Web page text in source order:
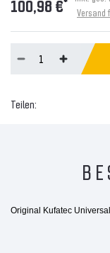
100,98 €
Versand
Teilen:
Original Kufatec